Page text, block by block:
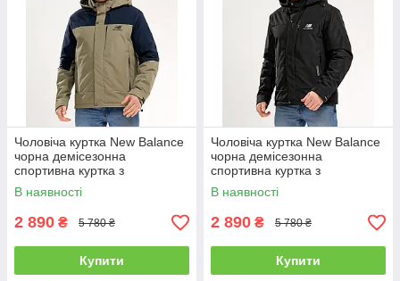
Чоловіча куртка New Balance
чорна демісезонна
спортивна куртка з
капюшоном
В наявності
2 890 ₴ 5 780 ₴
Купити
Чоловіча куртка New Balance
чорна демісезонна
спортивна куртка з
капюшоном
В наявності
2 890 ₴ 5 780 ₴
Купити